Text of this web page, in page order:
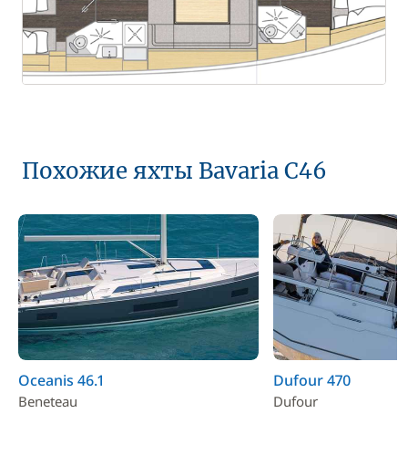
Похожие яхты Bavaria C46
Oceanis 46.1
Beneteau
Dufour 470
Dufour